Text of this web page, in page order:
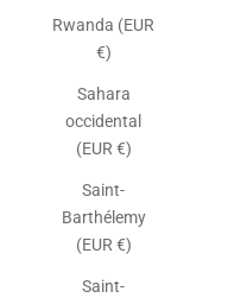
Rwanda (EUR
€)
Sahara
occidental
(EUR €)
Saint-
Barthélemy
(EUR €)
Saint-